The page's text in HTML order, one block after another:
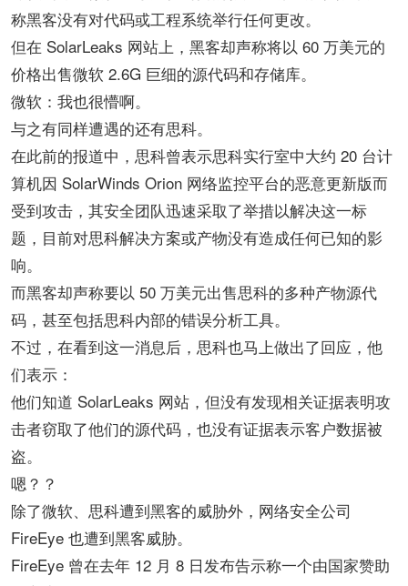
称黑客没有对代码或工程系统举行任何更改。
但在 SolarLeaks 网站上，黑客却声称将以 60 万美元的
价格出售微软 2.6G 巨细的源代码和存储库。
微软：我也很懵啊。
与之有同样遭遇的还有思科。
在此前的报道中，思科曾表示思科实行室中大约 20 台计
算机因 SolarWinds Orion 网络监控平台的恶意更新版而
受到攻击，其安全团队迅速采取了举措以解决这一标
题，目前对思科解决方案或产物没有造成任何已知的影
响。
而黑客却声称要以 50 万美元出售思科的多种产物源代
码，甚至包括思科内部的错误分析工具。
不过，在看到这一消息后，思科也马上做出了回应，他
们表示：
他们知道 SolarLeaks 网站，但没有发现相关证据表明攻
击者窃取了他们的源代码，也没有证据表示客户数据被
盗。
嗯？？
除了微软、思科遭到黑客的威胁外，网络安全公司
FireEye 也遭到黑客威胁。
FireEye 曾在去年 12 月 8 日发布告示称一个由国家赞助